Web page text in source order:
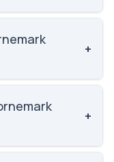
for
+
Telefon:
Skoleleder:
+
er 3.5 ud af 5,